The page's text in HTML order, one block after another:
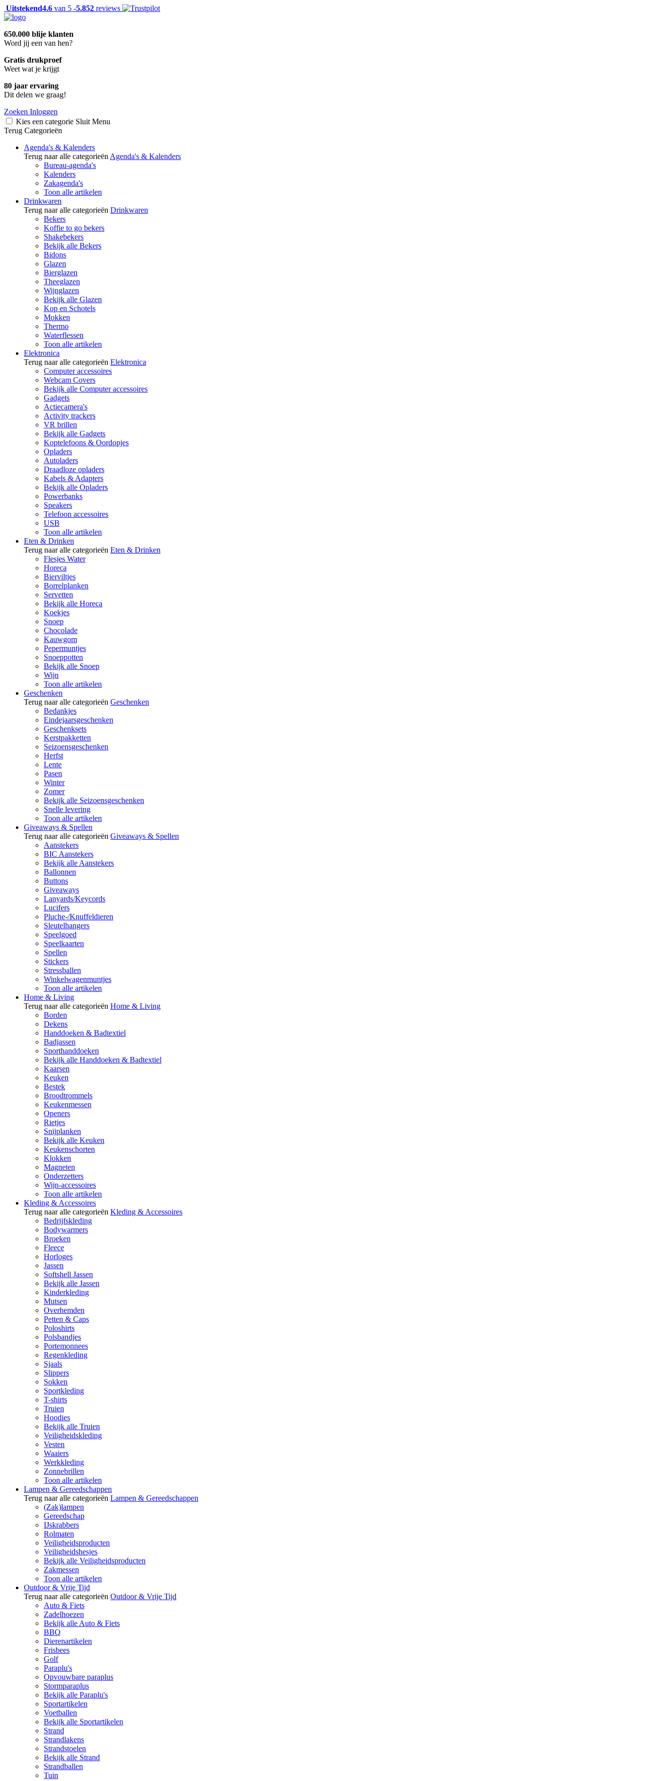
Uitstekend4.6 van 5 -5.852 reviews
650.000 blije klanten
Word jij een van hen?
Gratis drukproef
Weet wat je krijgt
80 jaar ervaring
Dit delen we graag!
Zoeken Inloggen
Kies een categorie Sluit Menu
Terug Categorieën
Agenda's & Kalenders
Terug naar alle categorieën Agenda's & Kalenders
Bureau-agenda's
Kalenders
Zakagenda's
Toon alle artikelen
Drinkwaren
Terug naar alle categorieën Drinkwaren
Bekers
Koffie to go bekers
Shakebekers
Bekijk alle Bekers
Bidons
Glazen
Bierglazen
Theeglazen
Wijnglazen
Bekijk alle Glazen
Kop en Schotels
Mokken
Thermo
Waterflessen
Toon alle artikelen
Elektronica
Terug naar alle categorieën Elektronica
Computer accessoires
Webcam Covers
Bekijk alle Computer accessoires
Gadgets
Actiecamera's
Activity trackers
VR brillen
Bekijk alle Gadgets
Koptelefoons & Oordopjes
Opladers
Autoladers
Draadloze opladers
Kabels & Adapters
Bekijk alle Opladers
Powerbanks
Speakers
Telefoon accessoires
USB
Toon alle artikelen
Eten & Drinken
Terug naar alle categorieën Eten & Drinken
Flesjes Water
Horeca
Bierviltjes
Borrelplanken
Servetten
Bekijk alle Horeca
Koekjes
Snoep
Chocolade
Kauwgom
Pepermuntjes
Snoeppotten
Bekijk alle Snoep
Wijn
Toon alle artikelen
Geschenken
Terug naar alle categorieën Geschenken
Bedankjes
Eindejaarsgeschenken
Geschenksets
Kerstpakketten
Seizoensgeschenken
Herfst
Lente
Pasen
Winter
Zomer
Bekijk alle Seizoensgeschenken
Snelle levering
Toon alle artikelen
Giveaways & Spellen
Terug naar alle categorieën Giveaways & Spellen
Aanstekers
BIC Aanstekers
Bekijk alle Aanstekers
Ballonnen
Buttons
Giveaways
Lanyards/Keycords
Lucifers
Pluche-/Knuffeldieren
Sleutelhangers
Speelgoed
Speelkaarten
Spellen
Stickers
Stressballen
Winkelwagenmuntjes
Toon alle artikelen
Home & Living
Terug naar alle categorieën Home & Living
Borden
Dekens
Handdoeken & Badtextiel
Badjassen
Sporthanddoeken
Bekijk alle Handdoeken & Badtextiel
Kaarsen
Keuken
Bestek
Broodtrommels
Keukenmessen
Openers
Rietjes
Snijplanken
Bekijk alle Keuken
Keukenschorten
Klokken
Magneten
Onderzetters
Wijn-accessoires
Toon alle artikelen
Kleding & Accessoires
Terug naar alle categorieën Kleding & Accessoires
Bedrijfskleding
Bodywarmers
Broeken
Fleece
Horloges
Jassen
Softshell Jassen
Bekijk alle Jassen
Kinderkleding
Mutsen
Overhemden
Petten & Caps
Poloshirts
Polsbandjes
Portemonnees
Regenkleding
Sjaals
Slippers
Sokken
Sportkleding
T-shirts
Truien
Hoodies
Bekijk alle Truien
Veiligheidskleding
Vesten
Waaiers
Werkkleding
Zonnebrillen
Toon alle artikelen
Lampen & Gereedschappen
Terug naar alle categorieën Lampen & Gereedschappen
(Zak)lampen
Gereedschap
IJskrabbers
Rolmaten
Veiligheidsproducten
Veiligheidshesjes
Bekijk alle Veiligheidsproducten
Zakmessen
Toon alle artikelen
Outdoor & Vrije Tijd
Terug naar alle categorieën Outdoor & Vrije Tijd
Auto & Fiets
Zadelhoezen
Bekijk alle Auto & Fiets
BBQ
Dierenartikelen
Frisbees
Golf
Paraplu's
Opvouwbare paraplus
Stormparaplus
Bekijk alle Paraplu's
Sportartikelen
Voetballen
Bekijk alle Sportartikelen
Strand
Strandlakens
Strandstoelen
Bekijk alle Strand
Strandballen
Tuin